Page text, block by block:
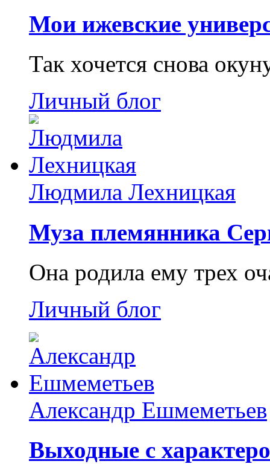
Мои ижевские
Так хочется снова
Личный блог
Людмила Лехницкая
Муза племянника
Она родила ему трех
Личный блог
Александр Ешмеметьев
Выходные с